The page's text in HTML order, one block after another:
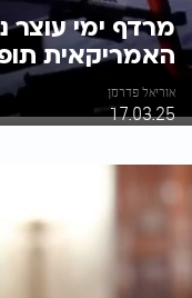
מרדף ימי
האמריקאית
אוריאל פדרמן
17.03.25